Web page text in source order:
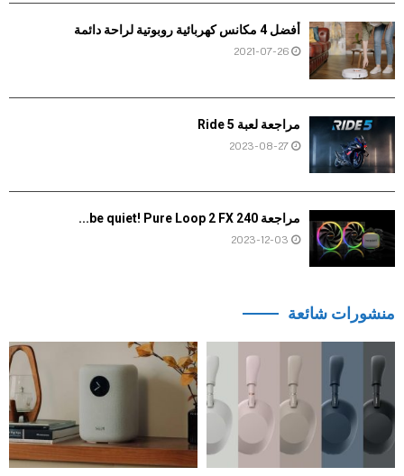
أفضل 4 مكانس كهربائية روبوتية لراحة دائمة
2021-07-26
مراجعة لعبة Ride 5
2023-08-27
مراجعة be quiet! Pure Loop 2 FX 240...
2023-12-03
منشورات شائعة